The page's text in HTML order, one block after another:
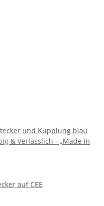
und Kupplung blau
& Verlässlich - „Made in